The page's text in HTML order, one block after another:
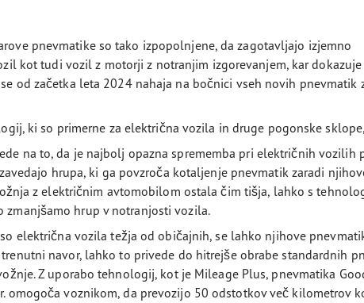
pnevmatike so tako izpopolnjene, da zagotavljajo izjemno
kot tudi vozil z motorji z notranjim izgorevanjem, kar
od začetka leta 2024 nahaja na bočnici vseh novih pnevmatik
ki so primerne za električna vozila in druge pogonske
na to, da je najbolj opazna sprememba pri električnih vozilih
hrupa, ki ga povzroča kotaljenje pnevmatik zaradi
z električnim avtomobilom ostala čim tišja, lahko s
zmanjšamo hrup v notranjosti vozila.
električna vozila težja od običajnih, se lahko njihove
navor, lahko to privede do hitrejše obrabe standardnih
Z uporabo tehnologij, kot je Mileage Plus, pnevmatika
omogoča voznikom, da prevozijo 50 odstotkov več kilometrov